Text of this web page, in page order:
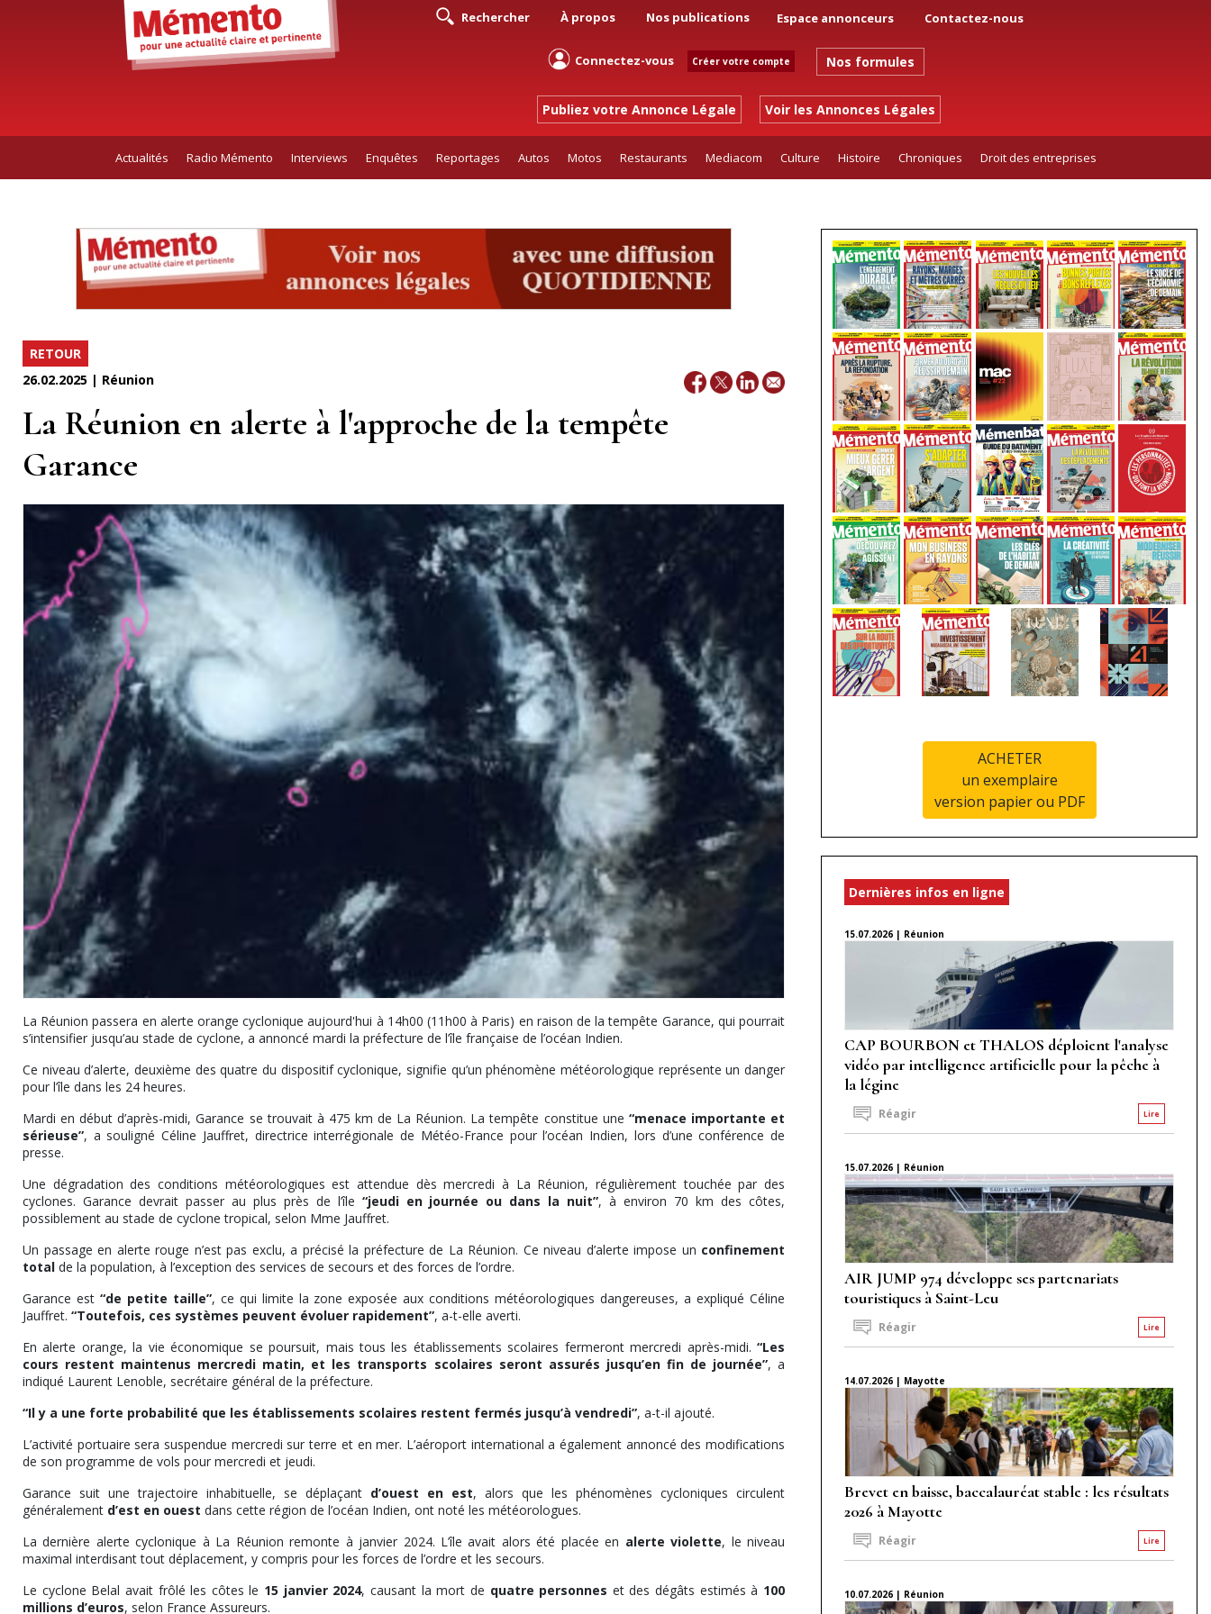
Rechercher À propos Nos publications Espace annonceurs Contactez-nous
Connectez-vous Créer votre compte Nos formules
Publiez votre Annonce Légale Voir les Annonces Légales
Actualités Radio Mémento Interviews Enquêtes Reportages Autos Motos Restaurants Mediacom Culture Histoire Chroniques Droit des entreprises
RETOUR
26.02.2025 | Réunion
La Réunion en alerte à l'approche de la tempête
Garance
La Réunion passera en alerte orange cyclonique aujourd'hui à 14h00 (11h00 à Paris) en raison de la tempête Garance, qui pourrait
s’intensifier jusqu’au stade de cyclone, a annoncé mardi la préfecture de l’île française de l’océan Indien.
Ce niveau d’alerte, deuxième des quatre du dispositif cyclonique, signifie qu’un phénomène météorologique représente un danger
pour l’île dans les 24 heures.
Mardi en début d’après-midi, Garance se trouvait à 475 km de La Réunion. La tempête constitue une “menace importante et
sérieuse”, a souligné Céline Jauffret, directrice interrégionale de Météo-France pour l’océan Indien, lors d’une conférence de
presse.
Une dégradation des conditions météorologiques est attendue dès mercredi à La Réunion, régulièrement touchée par des
cyclones. Garance devrait passer au plus près de l’île “jeudi en journée ou dans la nuit”, à environ 70 km des côtes,
possiblement au stade de cyclone tropical, selon Mme Jauffret.
Un passage en alerte rouge n’est pas exclu, a précisé la préfecture de La Réunion. Ce niveau d’alerte impose un confinement
total de la population, à l’exception des services de secours et des forces de l’ordre.
Garance est “de petite taille”, ce qui limite la zone exposée aux conditions météorologiques dangereuses, a expliqué Céline
Jauffret. “Toutefois, ces systèmes peuvent évoluer rapidement”, a-t-elle averti.
En alerte orange, la vie économique se poursuit, mais tous les établissements scolaires fermeront mercredi après-midi. “Les
cours restent maintenus mercredi matin, et les transports scolaires seront assurés jusqu’en fin de journée”, a
indiqué Laurent Lenoble, secrétaire général de la préfecture.
“Il y a une forte probabilité que les établissements scolaires restent fermés jusqu’à vendredi”, a-t-il ajouté.
L’activité portuaire sera suspendue mercredi sur terre et en mer. L’aéroport international a également annoncé des modifications
de son programme de vols pour mercredi et jeudi.
Garance suit une trajectoire inhabituelle, se déplaçant d’ouest en est, alors que les phénomènes cycloniques circulent
généralement d’est en ouest dans cette région de l’océan Indien, ont noté les météorologues.
La dernière alerte cyclonique à La Réunion remonte à janvier 2024. L’île avait alors été placée en alerte violette, le niveau
maximal interdisant tout déplacement, y compris pour les forces de l’ordre et les secours.
Le cyclone Belal avait frôlé les côtes le 15 janvier 2024, causant la mort de quatre personnes et des dégâts estimés à 100
millions d’euros, selon France Assureurs.
ACHETER
un exemplaire
version papier ou PDF
Dernières infos en ligne
15.07.2026 | Réunion
CAP BOURBON et THALOS déploient l'analyse
vidéo par intelligence artificielle pour la pêche à
la légine
Lire
Réagir
15.07.2026 | Réunion
AIR JUMP 974 développe ses partenariats
touristiques à Saint-Leu
Lire
Réagir
14.07.2026 | Mayotte
Brevet en baisse, baccalauréat stable : les résultats
2026 à Mayotte
Lire
Réagir
10.07.2026 | Réunion